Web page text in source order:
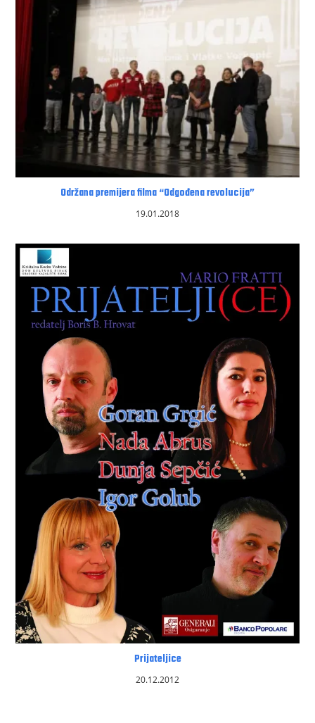
Održana premijera filma “Odgođena revolucija”
19.01.2018
Prijateljice
20.12.2012